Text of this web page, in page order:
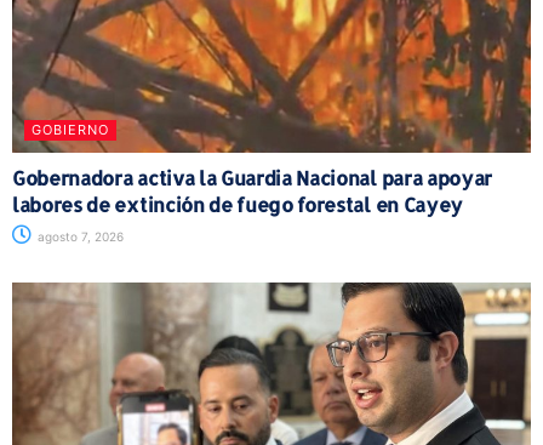
GOBIERNO
Gobernadora activa la Guardia Nacional para apoyar
labores de extinción de fuego forestal en Cayey
agosto 7, 2026